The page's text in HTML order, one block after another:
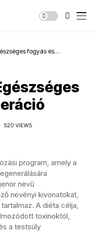
fogyás és
520 VIEWS
program, amely a
nevű
növényi kivonatokat,
A diéta célja,
toxinoktól,
a testsúly